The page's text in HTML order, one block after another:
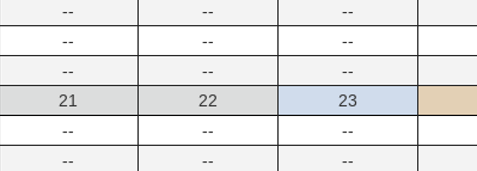
--
--
--
--
--
--
--
--
--
21
--
--
22
--
--
23
--
--